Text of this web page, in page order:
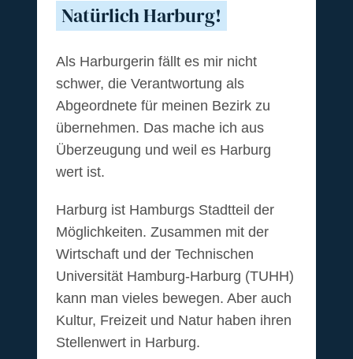
Natürlich Harburg!
Als Harburgerin fällt es mir nicht
schwer, die Verantwortung als
Abgeordnete für meinen Bezirk zu
übernehmen. Das mache ich aus
Überzeugung und weil es Harburg
wert ist.
Harburg ist Hamburgs Stadtteil der
Möglichkeiten. Zusammen mit der
Wirtschaft und der Technischen
Universität Hamburg-Harburg (TUHH)
kann man vieles bewegen. Aber auch
Kultur, Freizeit und Natur haben ihren
Stellenwert in Harburg.